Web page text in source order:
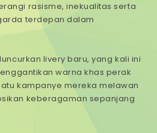
rasisme, inekualitas serta
terdepan dalam
livery baru, yang kali ini
warna khas perak
kampanye mereka melawan
keberagaman sepanjang